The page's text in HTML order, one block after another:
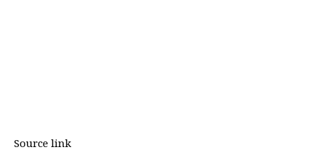
Source link